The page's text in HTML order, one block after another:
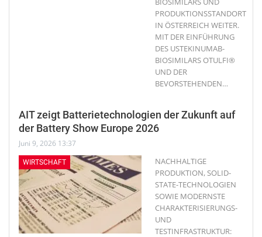
PRODUKTIONSSTANDORT
IN ÖSTERREICH WEITER.
MIT DER EINFÜHRUNG
DES USTEKINUMAB-
BIOSIMILARS OTULFI®
UND DER
BEVORSTEHENDEN…
AIT zeigt Batterietechnologien der Zukunft auf
der Battery Show Europe 2026
Juni 9, 2026 13:37
WIRTSCHAFT
NACHHALTIGE
PRODUKTION, SOLID-
STATE-TECHNOLOGIEN
SOWIE MODERNSTE
CHARAKTERISIERUNGS-
UND
TESTINFRASTRUKTUR: